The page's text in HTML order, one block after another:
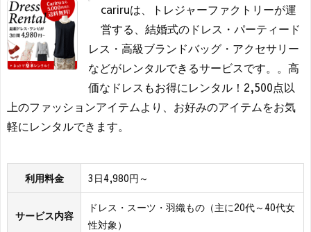
cariruは、トレジャーファクトリーが運
営する、結婚式のドレス・パーティード
レス・高級ブランドバッグ・アクセサリー
などがレンタルできるサービスです。。高
価なドレスもお得にレンタル！2,500点以
上のファッションアイテムより、お好みのアイテムをお気
軽にレンタルできます。
利用料金 3日4,980円～
サービス内容
ドレス・スーツ・羽織もの（主に20代～40代女
性対象）